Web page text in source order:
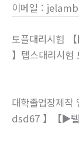
이메일 :
토플대리시험
】텝스대리시험
대학졸업장제
dsd67 】【▶